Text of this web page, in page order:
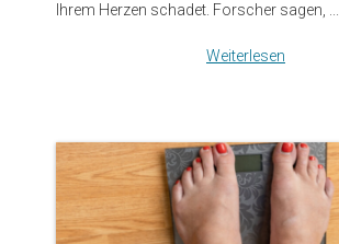
Ihrem Herzen schadet. Forscher sagen, ...
Weiterlesen